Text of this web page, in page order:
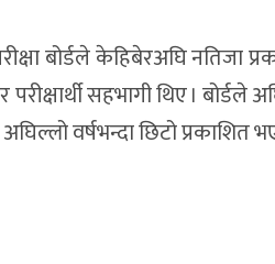
बोर्डले केहिबेरअघि नतिजा
सहभागी थिए । बोर्डले
वर्षभन्दा छिटो प्रकाशित